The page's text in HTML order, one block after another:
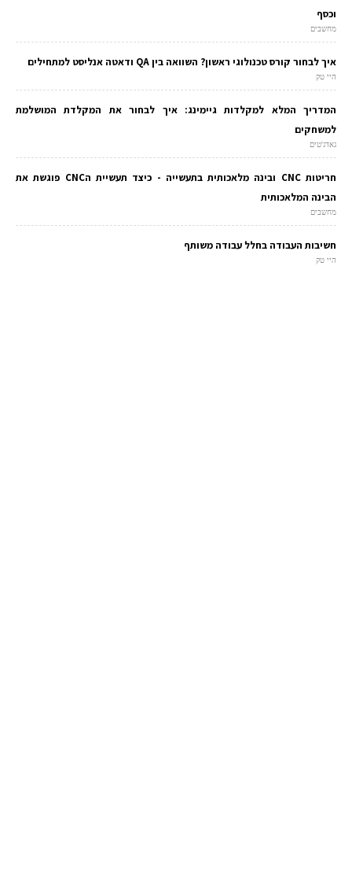
וכסף
מחשבים
איך לבחור קורס טכנולוגי ראשון? השוואה בין QA ודאטה אנליסט למתחילים
היי טק
המדריך המלא למקלדות גיימינג: איך לבחור את המקלדת המושלמת
למשחקים
גאדג'טים
חריטות CNC ובינה מלאכותית בתעשייה - כיצד תעשיית הCNC פוגשת את
הבינה המלאכותית
מחשבים
חשיבות העבודה בחלל עבודה משותף
היי טק